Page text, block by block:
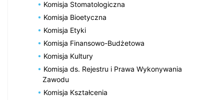
Komisja Stomatologiczna
Komisja Bioetyczna
Komisja Etyki
Komisja Finansowo-Budżetowa
Komisja Kultury
Komisja ds. Rejestru i Prawa Wykonywania
Zawodu
Komisja Kształcenia